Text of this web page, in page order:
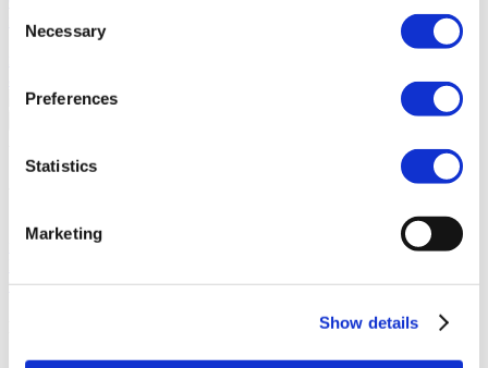
Selection
Necessary
Preferences
Statistics
Marketing
Show details
familias a conectarse y celebrar el aprendizaje en el salón de clases.
Junga contra LiveSchool
LiveSchool permite a las escuelas
Nuestra Historia
Conoce los orígenes de Junga y descubre
nuestros objetivos al crear esta plataforma única.
Historias De
tú.